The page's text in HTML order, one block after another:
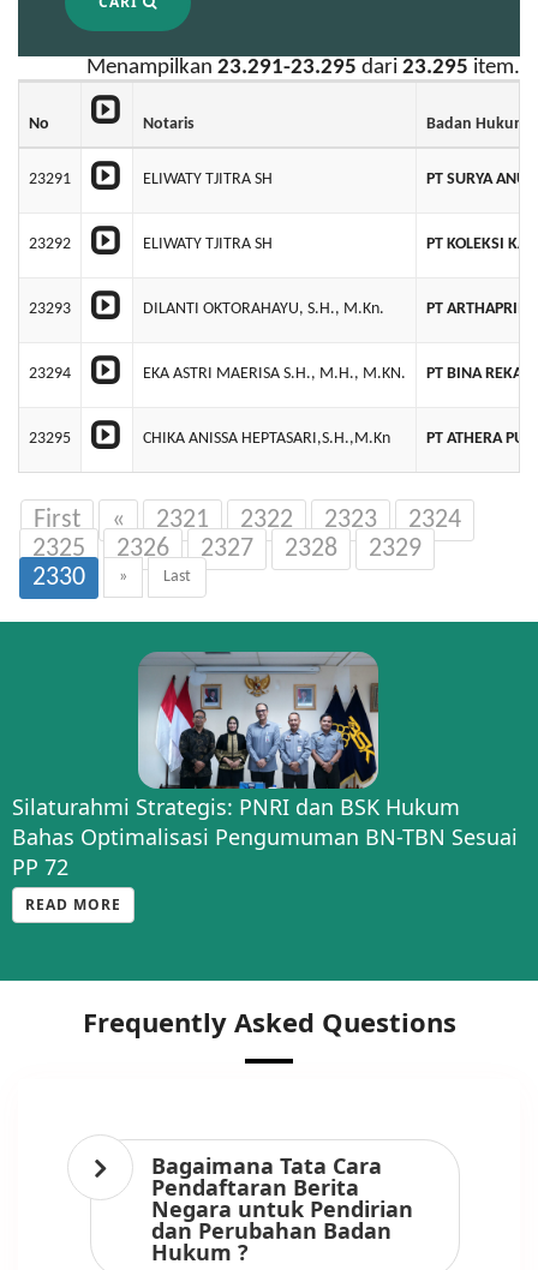
Menampilkan 23.291-23.295 dari 23.295 item.
No Notaris Badan Hukum
23291 ELIWATY TJITRA SH PT SURYA
23292 ELIWATY TJITRA SH PT KOLEKSI
23293 DILANTI OKTORAHAYU, S.H., M.Kn. PT
23294 EKA ASTRI MAERISA S.H., M.H., M.KN. PT BINA
23295 CHIKA ANISSA HEPTASARI,S.H.,M.Kn PT ATHERA
First « 2321 2322 2323
2324
2325
2326 2327 2328
2329
2330
» Last
Silaturahmi Strategis: PNRI dan BSK Hukum
Bahas Optimalisasi Pengumuman BN-TBN Sesuai
PP 72
READ MORE
Frequently Asked Questions
Bagaimana Tata Cara
Pendaftaran Berita
Negara untuk Pendirian
dan Perubahan Badan
Hukum ?